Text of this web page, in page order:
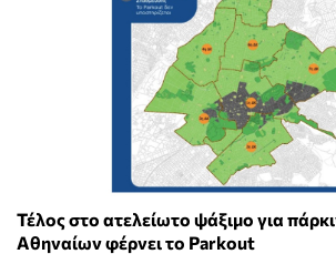
Τέλος στο ατελείωτο ψάξιμο για
Αθηναίων φέρνει το Parkout